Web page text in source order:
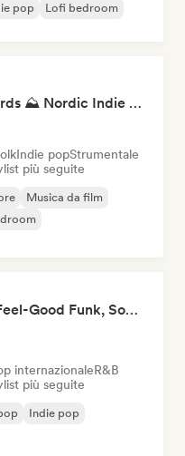
pop Lofi bedroom
Roadtrip in the Fjords ⛰️ Nordic Indie Folk & Singer-Songwriter
Indie popStrumentale
più seguite
Musica da film
Morning Boost ☕ Feel-Good Funk, Soul & Neo-Soul to Wake Up
internazionaleR&B
più seguite
Indie pop